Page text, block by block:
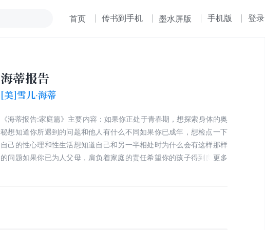
首页 传书到手机 墨水屏版 手机版 登录
海蒂报告
[美]雪儿·海蒂
《海蒂报告:家庭篇》主要内容：如果你正处于青春期，想探索身体的奥
秘想知道你所遇到的问题和他人有什么不同如果你已成年，想检点一下
自己的性心理和性生活想知道自己和另一半相处时为什么会有这样那样
的问题如果你已为人父母，肩负着家庭的责任希望你的孩子得到良好而